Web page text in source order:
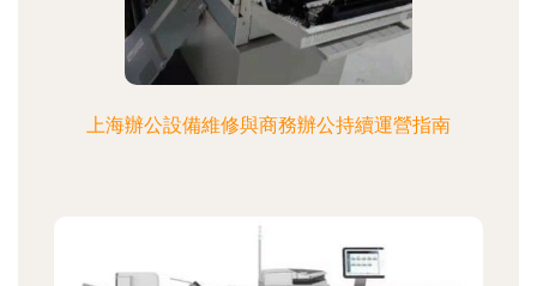
上海辦公設備維修與商務辦公持續運營指南